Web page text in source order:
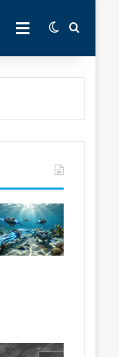
РУБРИКИSwitch skin